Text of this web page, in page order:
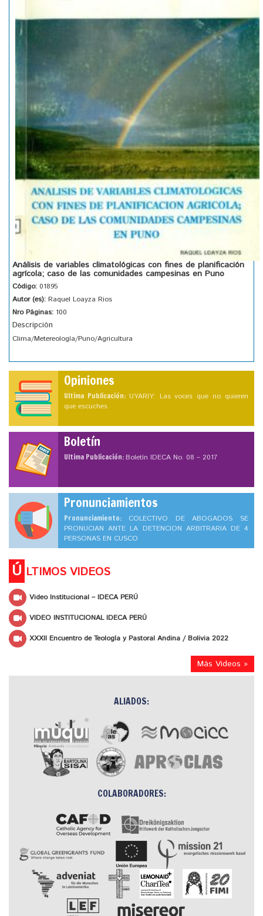
Análisis de variables climatológicas con fines de planificación
agrícola; caso de las comunidades campesinas en Puno
Código: 01895
Autor (es): Raquel Loayza Rios
Nro Páginas: 100
Descripción
Clima/Metereología/Puno/Agricultura
Opiniones
Ultima Publicación: UYARIY: Las voces que no quieren
que escuches
Boletín
Ultima Publicación:Boletín IDECA No. 08 – 2017
Pronunciamientos
Pronunciamiento: COLECTIVO DE ABOGADOS SE
PRONUCIAN ANTE LA DETENCION ARBITRARIA DE 4
PERSONAS EN CUSCO
Ú LTIMOS VIDEOS
Video Institucional – IDECA PERÚ
VIDEO INSTITUCIONAL IDECA PERÚ
XXXII Encuentro de Teología y Pastoral Andina / Bolivia 2022
Más Videos »
ALIADOS:
COLABORADORES: